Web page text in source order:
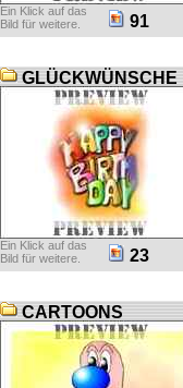
Ein Klick auf das
Bild für weitere.
91
GLÜCKWÜNSCHE
Ein Klick auf das
Bild für weitere.
23
CARTOONS